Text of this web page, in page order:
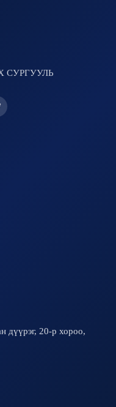
дүүрэг, 20-р хороо,